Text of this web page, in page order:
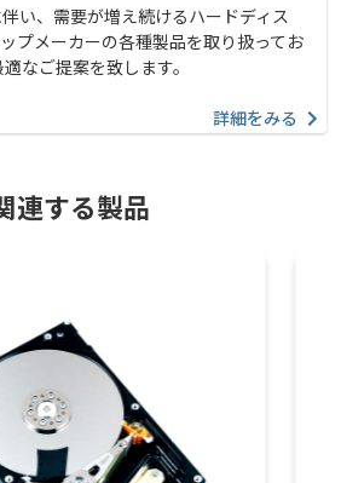
い、需要が増え続けるハードディス
プメーカーの各種製品を取り扱ってお
なご提案を致します。
詳細をみる
連する製品